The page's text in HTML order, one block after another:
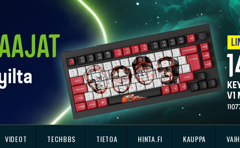
VIDEOT TECHBBS TIETOA HINTA.FI KAUPPA